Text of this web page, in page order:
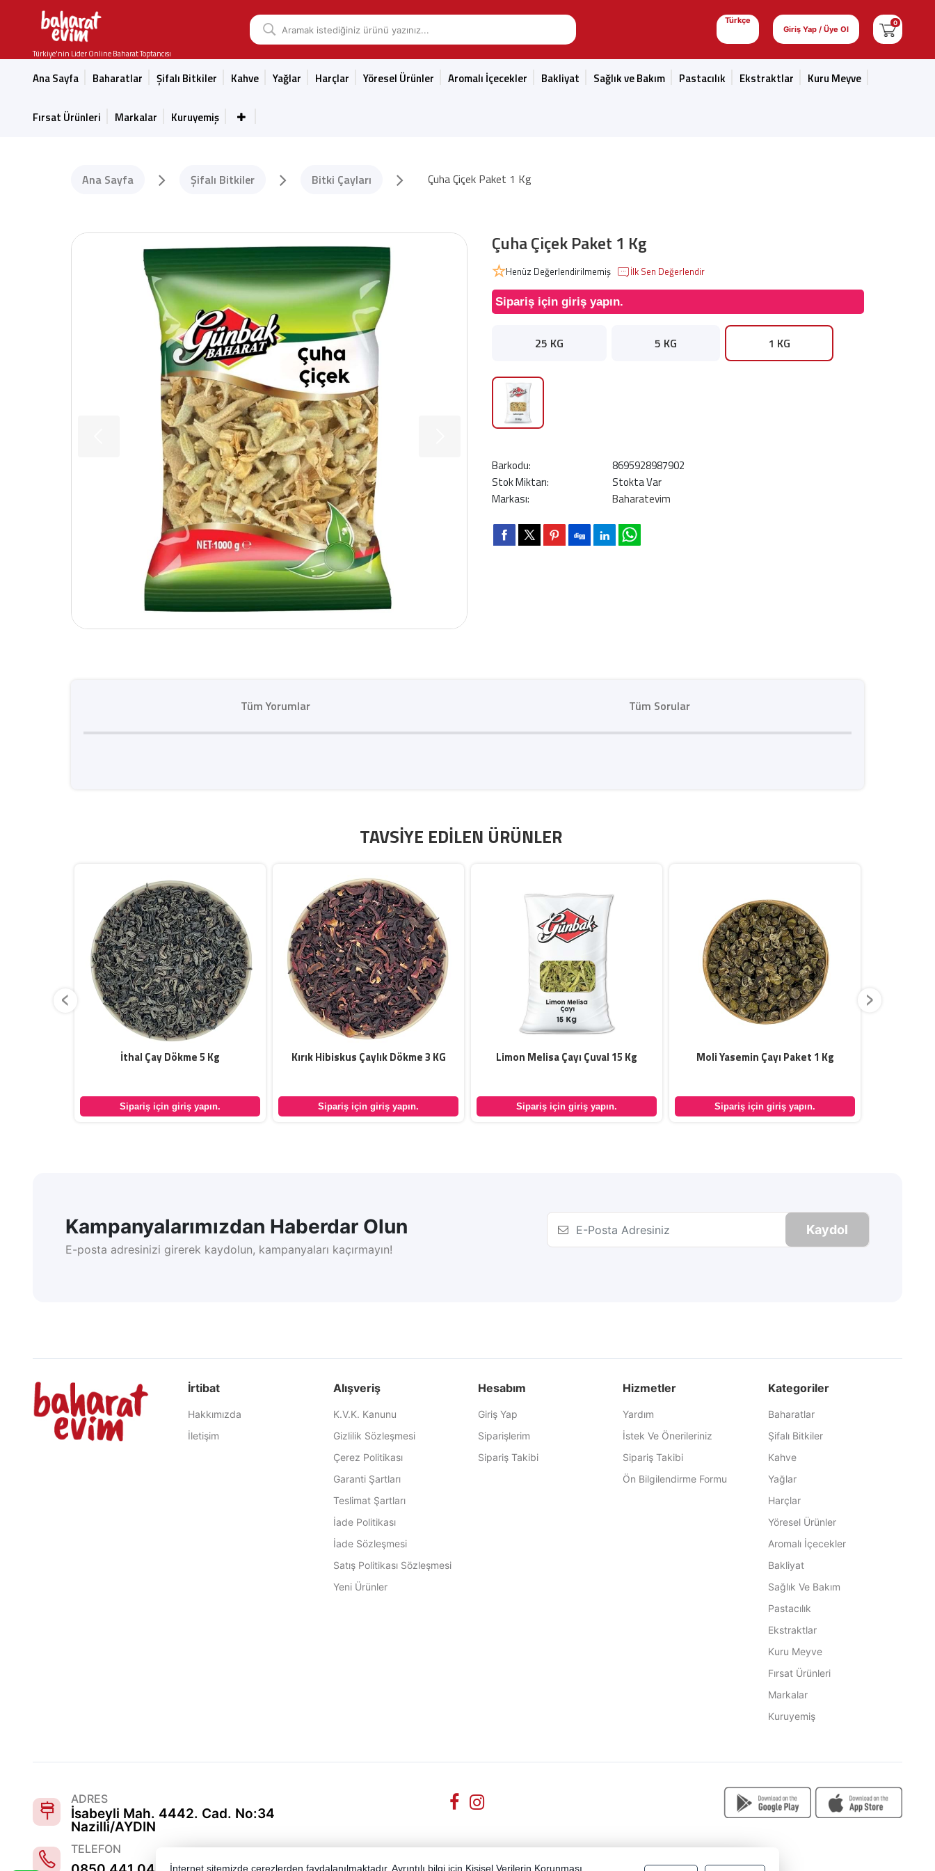
Türkiye'nin Lider Online Baharat Toptancısı
Türkçe
Giriş Yap / Üye Ol
0
Ana Sayfa Baharatlar Şifalı Bitkiler Kahve Yağlar Harçlar Yöresel Ürünler Aromalı İçecekler Bakliyat Sağlık ve Bakım Pastacılık Ekstraktlar Kuru Meyve
Fırsat Ürünleri Markalar Kuruyemiş
Ana Sayfa Şifalı Bitkiler Bitki Çayları Çuha Çiçek Paket 1 Kg
Çuha Çiçek Paket 1 Kg
Henüz Değerlendirilmemiş İlk Sen Değerlendir
Sipariş için giriş yapın.
25 KG 5 KG 1 KG
Barkodu:
8695928987902
Stok Miktarı:
Stokta Var
Markası:
Baharatevim
Tüm Yorumlar Tüm Sorular
TAVSIYE EDILEN ÜRÜNLER
İthal Çay Dökme 5 Kg
Sipariş için giriş yapın.
Kırık Hibiskus Çaylık Dökme 3 KG
Sipariş için giriş yapın.
Limon Melisa Çayı Çuval 15 Kg
Sipariş için giriş yapın.
Moli Yasemin Çayı Paket 1 Kg
Sipariş için giriş yapın.
‹ ›
Kampanyalarımızdan Haberdar Olun
E-posta adresinizi girerek kaydolun, kampanyaları kaçırmayın!
Kaydol
İrtibat
Hakkımızda
İletişim
Alışveriş
K.V.K. Kanunu
Gizlilik Sözleşmesi
Çerez Politikası
Garanti Şartları
Teslimat Şartları
İade Politikası
İade Sözleşmesi
Satış Politikası Sözleşmesi
Yeni Ürünler
Hesabım
Giriş Yap
Siparişlerim
Sipariş Takibi
Hizmetler
Yardım
İstek Ve Önerileriniz
Sipariş Takibi
Ön Bilgilendirme Formu
Kategoriler
Baharatlar
Şifalı Bitkiler
Kahve
Yağlar
Harçlar
Yöresel Ürünler
Aromalı İçecekler
Bakliyat
Sağlık Ve Bakım
Pastacılık
Ekstraktlar
Kuru Meyve
Fırsat Ürünleri
Markalar
Kuruyemiş
ADRES
İsabeyli Mah. 4442. Cad. No:34
Nazilli/AYDIN
TELEFON
İnternet sitemizde çerezlerden faydalanılmaktadır. Ayrıntılı bilgi için Kişisel Verilerin Korunması